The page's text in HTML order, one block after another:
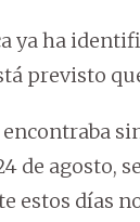
ya ha
previsto
de agosto,
estos días